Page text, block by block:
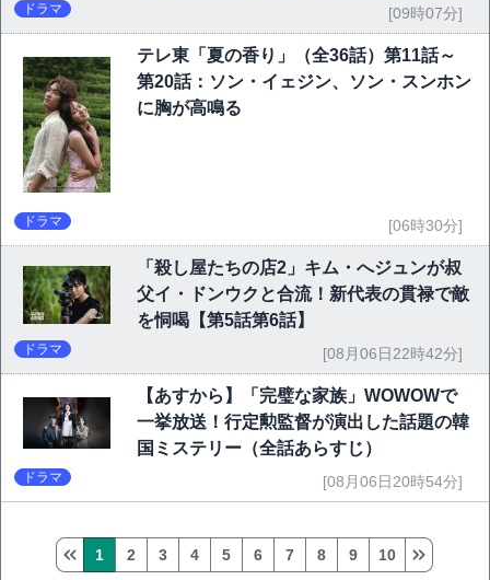
ドラマ [09時07分]
テレ東「夏の香り」（全36話）第11話～
第20話：ソン・イェジン、ソン・スンホン
に胸が高鳴る
ドラマ [06時30分]
「殺し屋たちの店2」キム・へジュンが叔
父イ・ドンウクと合流！新代表の貫禄で敵
を恫喝【第5話第6話】
ドラマ [08月06日22時42分]
【あすから】「完璧な家族」WOWOWで
一挙放送！行定勲監督が演出した話題の韓
国ミステリー（全話あらすじ）
ドラマ [08月06日20時54分]
1 2 3 4 5 6 7 8 9 10